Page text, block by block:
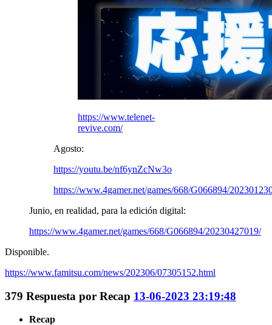
https://www.telenet-
revive.com/
Agosto:
https://youtu.be/nf6ynZcNw3o
https://www.4gamer.net/games/668/G066894/
Junio, en realidad, para la edición digital:
https://www.4gamer.net/games/668/G066894/20230427019/
Disponible.
https://www.famitsu.com/news/202306/07305152.html
379 Respuesta por Recap 13-06-2023 23:19:48
Recap